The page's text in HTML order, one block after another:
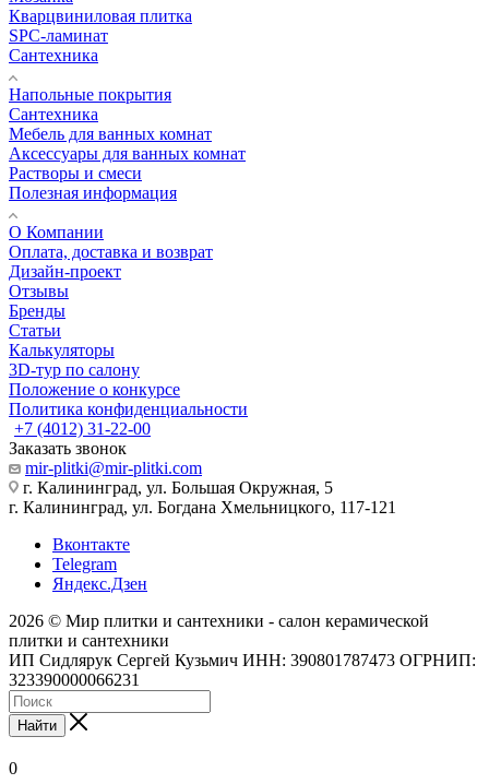
Кварцвиниловая плитка
SPC-ламинат
Сантехника
Напольные покрытия
Сантехника
Мебель для ванных комнат
Аксессуары для ванных комнат
Растворы и смеси
Полезная информация
О Компании
Оплата, доставка и возврат
Дизайн-проект
Отзывы
Бренды
Статьи
Калькуляторы
3D-тур по салону
Положение о конкурсе
Политика конфиденциальности
+7 (4012) 31-22-00
Заказать звонок
mir-plitki@mir-plitki.com
г. Калининград, ул. Большая Окружная, 5
г. Калининград, ул. Богдана Хмельницкого, 117-121
Вконтакте
Telegram
Яндекс.Дзен
2026 © Мир плитки и сантехники - салон керамической
плитки и сантехники
ИП Сидлярук Сергей Кузьмич ИНН: 390801787473 ОГРНИП:
323390000066231
Найти
0